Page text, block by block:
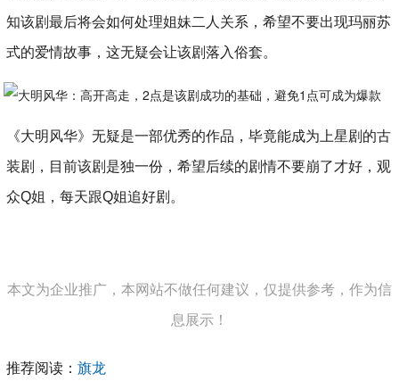
知该剧最后将会如何处理姐妹二人关系，希望不要出现玛丽苏
式的爱情故事，这无疑会让该剧落入俗套。
《大明风华》无疑是一部优秀的作品，毕竟能成为上星剧的古
装剧，目前该剧是独一份，希望后续的剧情不要崩了才好，观
众Q姐，每天跟Q姐追好剧。
本文为企业推广，本网站不做任何建议，仅提供参考，作为信
息展示！
推荐阅读：旗龙